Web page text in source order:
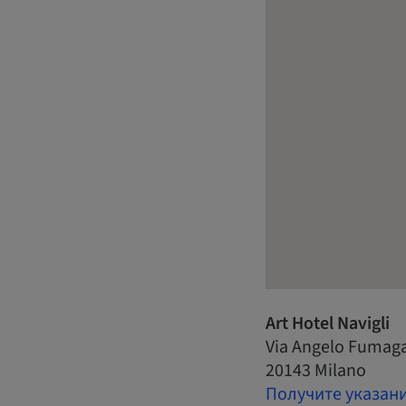
Art Hotel Navigli
Via Angelo
20143 Milano
Получите